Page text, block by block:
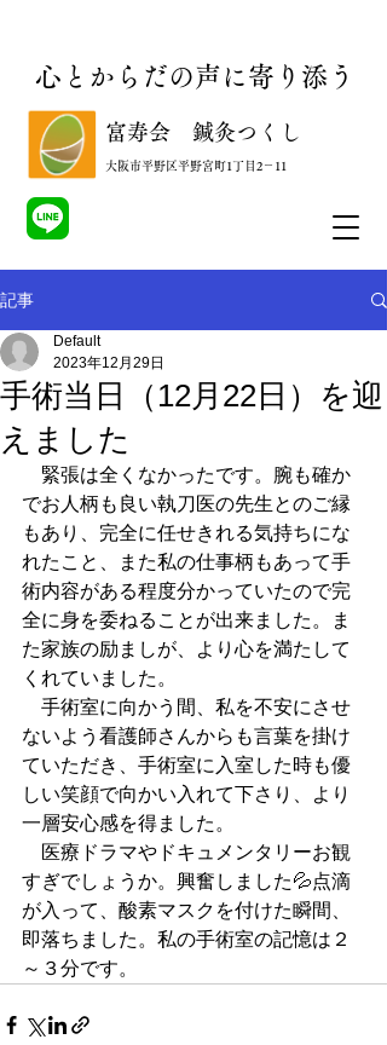
心とからだの声に寄り添う
​富寿会 鍼灸つくし
​大阪市平野区平野宮町1丁目2－11
記事
手術当日（12月22日）を迎
えました
Default
2023年12月29日
緊張は全くなかったです。腕も確か
でお人柄も良い執刀医の先生とのご縁
もあり、完全に任せきれる気持ちにな
れたこと、また私の仕事柄もあって手
術内容がある程度分かっていたので完
全に身を委ねることが出来ました。ま
た家族の励ましが、より心を満たして
くれていました。
手術室に向かう間、私を不安にさせ
ないよう看護師さんからも言葉を掛け
ていただき、手術室に入室した時も優
しい笑顔で向かい入れて下さり、より
一層安心感を得ました。
医療ドラマやドキュメンタリーお観
すぎでしょうか。興奮しました💦点滴
が入って、酸素マスクを付けた瞬間、
即落ちました。私の手術室の記憶は２
～３分です。